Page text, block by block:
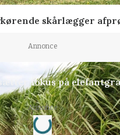
skårlægger
Annonce
fokus på
Annonce
Loading...